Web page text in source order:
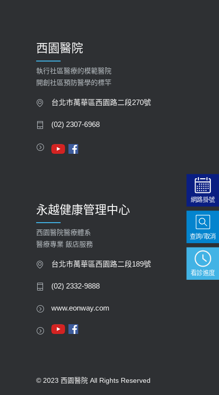
【快速肝癌篩檢MRI】新檢查服務
2026-02-06
大吃大喝、肥胖害到膽囊！膽結石、
膽息肉如何處理？
2023-09-27
西園醫院
執行社區醫療的模範醫院
開創社區預防醫學的標竿
台北市萬華區西園路二段270號
(02) 2307-6968
永越健康管理中心
西園醫院醫療體系
醫療專業 飯店服務
台北市萬華區西園路二段189號
(02) 2332-9888
www.eonway.com
© 2023 西園醫院 All Rights Reserved
網路掛號
看診進度
查詢/取消